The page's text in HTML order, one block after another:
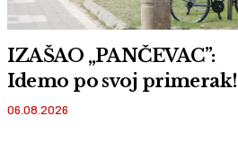
IZAŠAO „PANČEVAC”:
Idemo po svoj primerak!
06.08.2026